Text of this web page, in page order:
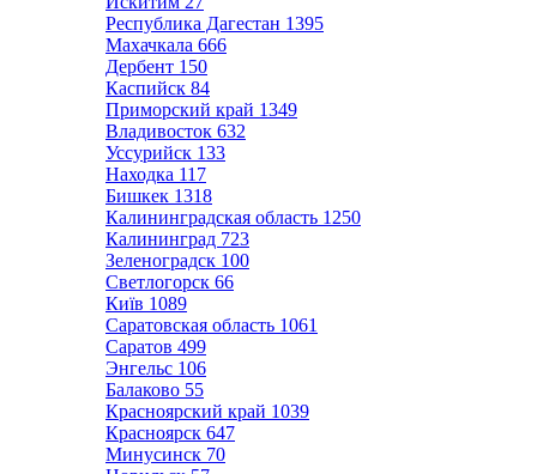
Республика Дагестан 1395
Махачкала 666
Дербент 150
Каспийск 84
Приморский край 1349
Владивосток 632
Уссурийск 133
Находка 117
Бишкек 1318
Калининградская область 1250
Калининград 723
Зеленоградск 100
Светлогорск 66
Київ 1089
Саратовская область 1061
Саратов 499
Энгельс 106
Балаково 55
Красноярский край 1039
Красноярск 647
Минусинск 70